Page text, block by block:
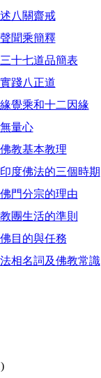
八關齋戒
聞乘簡釋
十七道品簡表
踐八正道
緣覺乘和十二因緣
量心
教基本教理
印度佛法的三個時期
門分宗的理由
團生活的準則
目的與任務
法相名詞及佛教常識